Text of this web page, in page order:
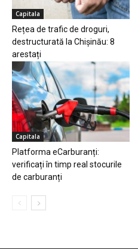
Capitala
Rețea de trafic de droguri,
destructurată la Chișinău: 8
arestați
Capitala
Platforma eCarburanți:
verificați în timp real stocurile
de carburanți